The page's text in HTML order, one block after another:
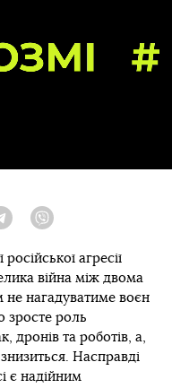
TelegramViber
агресії
війна між двома
не нагадуватиме воєн
зросте роль
дронів та роботів, а,
Насправді
є надійним